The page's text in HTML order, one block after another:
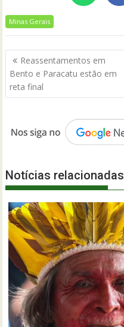
Minas Gerais
Navegação
de
Post
Reassentamentos em
Bento e Paracatu estão em
reta final
Notícias relacionadas